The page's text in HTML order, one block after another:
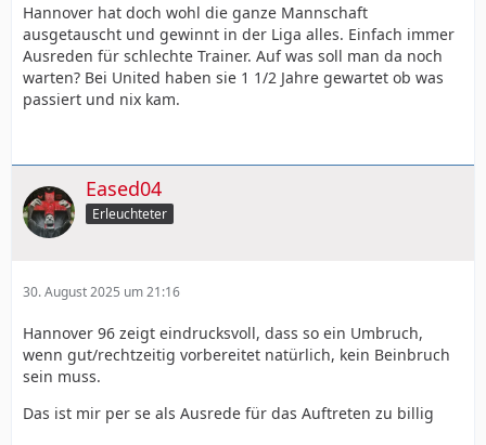
Hannover hat doch wohl die ganze Mannschaft
ausgetauscht und gewinnt in der Liga alles. Einfach immer
Ausreden für schlechte Trainer. Auf was soll man da noch
warten? Bei United haben sie 1 1/2 Jahre gewartet ob was
passiert und nix kam.
Eased04
Erleuchteter
30. August 2025 um 21:16
Hannover 96 zeigt eindrucksvoll, dass so ein Umbruch,
wenn gut/rechtzeitig vorbereitet natürlich, kein Beinbruch
sein muss.
Das ist mir per se als Ausrede für das Auftreten zu billig